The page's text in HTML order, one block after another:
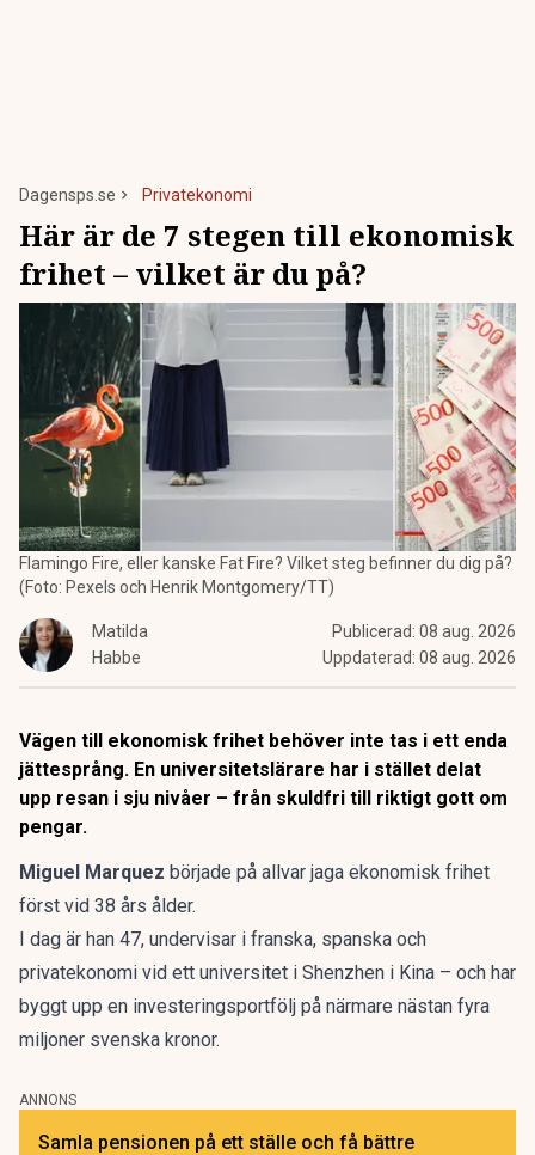
Dagensps.se Privatekonomi
Här är de 7 stegen till ekonomisk
frihet – vilket är du på?
Flamingo Fire, eller kanske Fat Fire? Vilket steg befinner du dig på?
(Foto: Pexels och Henrik Montgomery/TT)
Matilda
Habbe
Publicerad: 08 aug. 2026
Uppdaterad: 08 aug. 2026
Vägen till ekonomisk frihet behöver inte tas i ett enda
jättesprång. En universitetslärare har i stället delat
upp resan i sju nivåer – från skuldfri till riktigt gott om
pengar.
Miguel Marquez började på allvar jaga ekonomisk frihet
först vid 38 års ålder.
I dag är han 47, undervisar i franska, spanska och
privatekonomi vid ett universitet i Shenzhen i Kina – och har
byggt upp en investeringsportfölj på närmare nästan fyra
miljoner svenska kronor.
ANNONS
Samla pensionen på ett ställe och få bättre